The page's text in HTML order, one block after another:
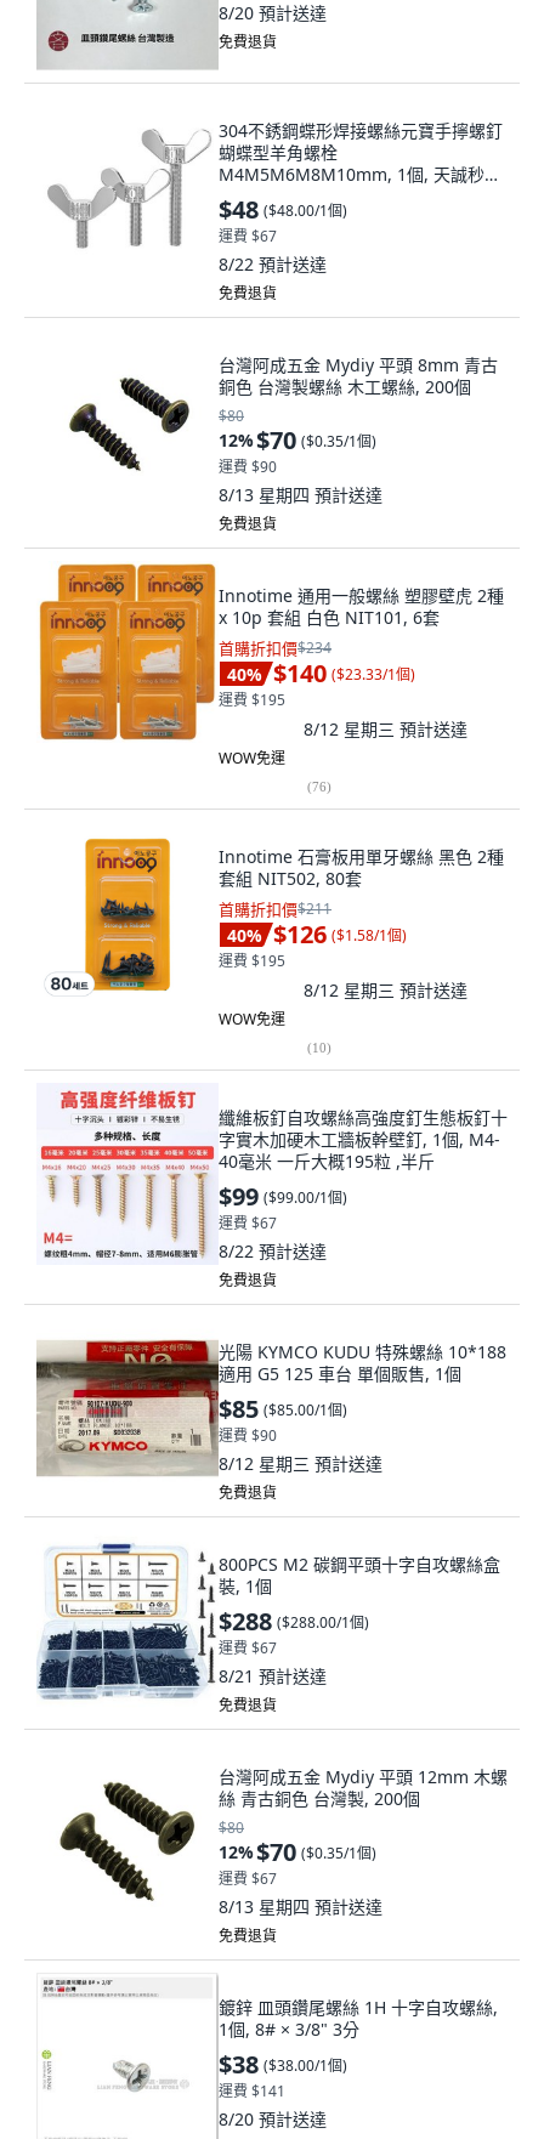
8/20 預計送達
免費退貨
304不銹鋼蝶形焊接螺絲元寶手擰螺釘
蝴蝶型羊角螺栓
M4M5M6M8M10mm, 1個, 天誠秒殺
價,直徑4*螺桿長度10-2衹
$48 ($48.00/1個)
運費 $67
8/22 預計送達
免費退貨
台灣阿成五金 Mydiy 平頭 8mm 青古
銅色 台灣製螺絲 木工螺絲, 200個
$80
12%$70 ($0.35/1個)
運費 $90
8/13 星期四 預計送達
免費退貨
Innotime 通用一般螺絲 塑膠壁虎 2種
x 10p 套組 白色 NIT101, 6套
首購折扣價$234
40% $140 ($23.33/1個)
運費 $195
8/12 星期三 預計送達
WOW免運
(76)
Innotime 石膏板用單牙螺絲 黑色 2種
套組 NIT502, 80套
首購折扣價$211
40% $126 ($1.58/1個)
運費 $195
8/12 星期三 預計送達
WOW免運
(10)
纖維板釘自攻螺絲高強度釘生態板釘十
字實木加硬木工牆板幹壁釘, 1個, M4-
40毫米 一斤大概195粒 ,半斤
$99 ($99.00/1個)
運費 $67
8/22 預計送達
免費退貨
光陽 KYMCO KUDU 特殊螺絲 10*188
適用 G5 125 車台 單個販售, 1個
$85 ($85.00/1個)
運費 $90
8/12 星期三 預計送達
免費退貨
800PCS M2 碳鋼平頭十字自攻螺絲盒
裝, 1個
$288 ($288.00/1個)
運費 $67
8/21 預計送達
免費退貨
台灣阿成五金 Mydiy 平頭 12mm 木螺
絲 青古銅色 台灣製, 200個
$80
12%$70 ($0.35/1個)
運費 $67
8/13 星期四 預計送達
免費退貨
鍍鋅 皿頭鑽尾螺絲 1H 十字自攻螺絲,
1個, 8# × 3/8" 3分
$38 ($38.00/1個)
運費 $141
8/20 預計送達